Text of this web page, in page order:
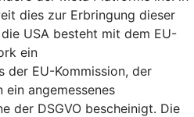
dies zur Erbringung dieser
USA besteht mit dem EU-
ein
der EU-Kommission, der
angemessenes
der DSGVO bescheinigt. Die